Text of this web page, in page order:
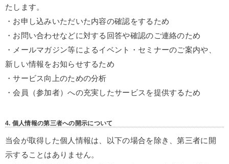
たします。
・お申し込みいただいた内容の確認をするため
・お問い合わせなどに対する回答や確認のご連絡のため
・メールマガジン等によるイベント・セミナーのご案内や、
新しい情報をお知らせするため
・サービス向上のための分析
・会員（参加者）への充実したサービスを提供するため
4. 個人情報の第三者への開示について
当会が取得した個人情報は、以下の場合を除き、第三者に開
示することはありません。